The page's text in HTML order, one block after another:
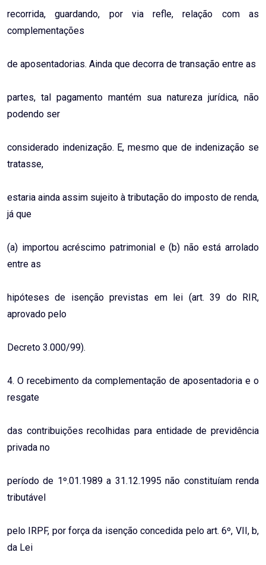
recorrida, guardando, por via refle, relação com as
complementações
de aposentadorias. Ainda que decorra de transação entre as
partes, tal pagamento mantém sua natureza jurídica, não
podendo ser
considerado indenização. E, mesmo que de indenização se
tratasse,
estaria ainda assim sujeito à tributação do imposto de renda,
já que
(a) importou acréscimo patrimonial e (b) não está arrolado
entre as
hipóteses de isenção previstas em lei (art. 39 do RIR,
aprovado pelo
Decreto 3.000/99).
4. O recebimento da complementação de aposentadoria e o
resgate
das contribuições recolhidas para entidade de previdência
privada no
período de 1º.01.1989 a 31.12.1995 não constituíam renda
tributável
pelo IRPF, por força da isenção concedida pelo art. 6º, VII, b,
da Lei